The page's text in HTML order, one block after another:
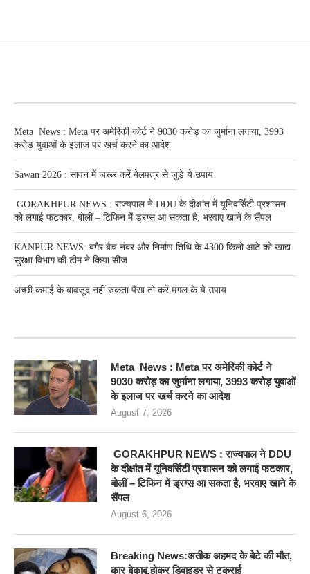
Meta News : Meta पर अमेरिकी कोर्ट ने 9030 करोड़ का जुर्माना लगाया, 3993
करोड़ युवाओं के इलाज पर खर्च करने का आदेश
Sawan 2026 : सावन में जरूर करें बेलपत्र से जुड़े ये उपाय
GORAKHPUR NEWS : राज्यपाल ने DDU के दीक्षांत में यूनिवर्सिटी प्रशासन
को लगाई फटकार, बोलीं – टिफिन में ड्रग्स आ सकता है, भरवाए खाने के सैंपल
KANPUR NEWS: बगैर बैच नंबर और निर्माण तिथि के 4300 किलो आटे को खाद्य
सुरक्षा विभाग की टीम ने किया सीज
अच्छी कमाई के बावजूद नहीं रुकता पैसा तो करें मंगल के ये उपाय
Meta News : Meta पर अमेरिकी कोर्ट ने
9030 करोड़ का जुर्माना लगाया, 3993 करोड़ युवाओं
के इलाज पर खर्च करने का आदेश
August 7, 2026
GORAKHPUR NEWS : राज्यपाल ने DDU
के दीक्षांत में यूनिवर्सिटी प्रशासन को लगाई फटकार,
बोलीं – टिफिन में ड्रग्स आ सकता है, भरवाए खाने के
सैंपल
August 6, 2026
Breaking News:अतीक अहमद के बेटे की मौत,
कार बेकाबू होकर डिवाइडर से टकराई